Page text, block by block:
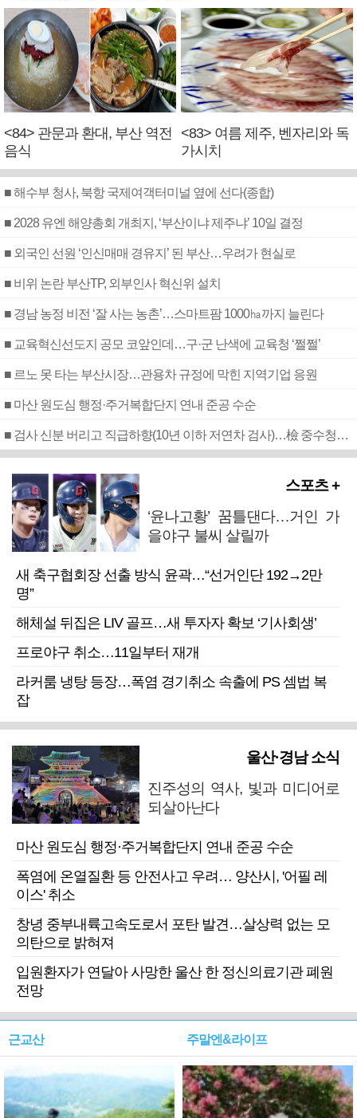
<84> 관문과 환대, 부산 역전
음식
<83> 여름 제주, 벤자리와 독
가시치
■ 해수부 청사, 북항 국제여객터미널 옆에 선다(종합)
■ 2028 유엔 해양총회 개최지, ‘부산이냐 제주냐’ 10일 결정
■ 외국인 선원 ‘인신매매 경유지’ 된 부산…우려가 현실로
■ 비위 논란 부산TP, 외부인사 혁신위 설치
■ 경남 농정 비전 ‘잘 사는 농촌’…스마트팜 1000㏊까지 늘린다
■ 교육혁신선도지 공모 코앞인데…구·군 난색에 교육청 ‘쩔쩔’
■ 르노 못 타는 부산시장…관용차 규정에 막힌 지역기업 응원
■ 마산 원도심 행정·주거복합단지 연내 준공 수순
■ 검사 신분 버리고 직급하향(10년 이하 저연차 검사)…檢 중수청행 기피
스포츠 +
‘윤나고황’ 꿈틀댄다…거인 가
을야구 불씨 살릴까
새 축구협회장 선출 방식 윤곽…“선거인단 192→2만
명”
해체설 뒤집은 LIV 골프…새 투자자 확보 ‘기사회생’
프로야구 취소…11일부터 재개
라커룸 냉탕 등장…폭염 경기취소 속출에 PS 셈법 복
잡
울산·경남 소식
진주성의 역사, 빛과 미디어로
되살아난다
마산 원도심 행정·주거복합단지 연내 준공 수순
폭염에 온열질환 등 안전사고 우려… 양산시, '어필 레
이스' 취소
창녕 중부내륙고속도로서 포탄 발견…살상력 없는 모
의탄으로 밝혀져
입원환자가 연달아 사망한 울산 한 정신의료기관 폐원
전망
근교산 주말엔&라이프